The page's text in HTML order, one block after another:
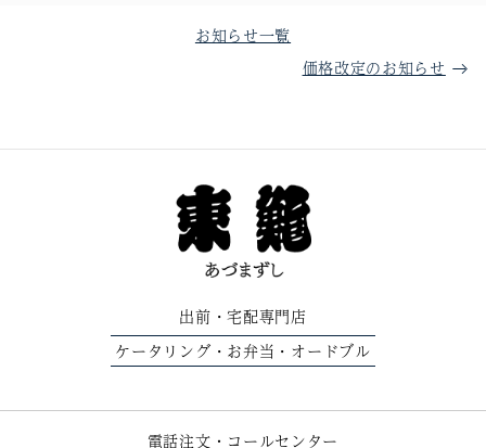
お知らせ一覧
価格改定のお知らせ
出前 ・宅配専門店
ケータリング ・ お弁当 ・ オードブル
電話注文・コールセンター